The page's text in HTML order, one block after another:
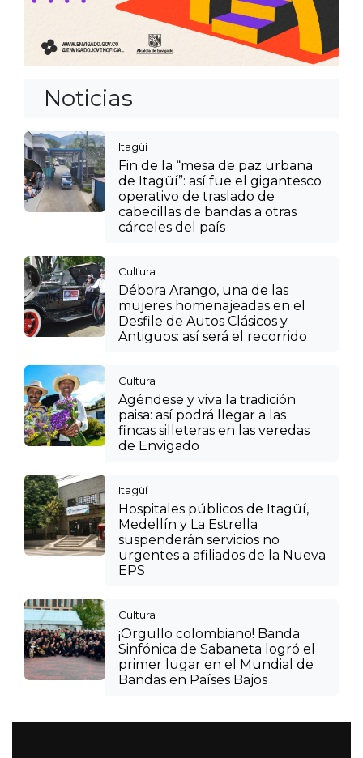
Noticias
Itagüí
Fin de la “mesa de paz urbana
de Itagüí”: así fue el gigantesco
operativo de traslado de
cabecillas de bandas a otras
cárceles del país
Cultura
Débora Arango, una de las
mujeres homenajeadas en el
Desfile de Autos Clásicos y
Antiguos: así será el recorrido
Cultura
Agéndese y viva la tradición
paisa: así podrá llegar a las
fincas silleteras en las veredas
de Envigado
Itagüí
Hospitales públicos de Itagüí,
Medellín y La Estrella
suspenderán servicios no
urgentes a afiliados de la Nueva
EPS
Cultura
¡Orgullo colombiano! Banda
Sinfónica de Sabaneta logró el
primer lugar en el Mundial de
Bandas en Países Bajos